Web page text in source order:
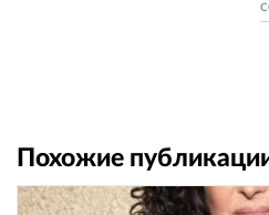
Похожие